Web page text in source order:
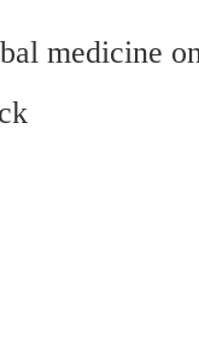
medicine